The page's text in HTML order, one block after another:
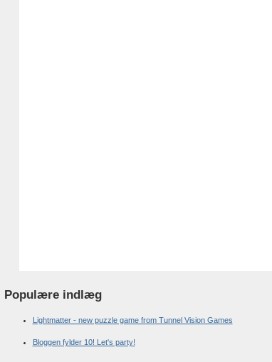
Populære indlæg
Lightmatter - new puzzle game from Tunnel Vision Games
Bloggen fylder 10! Let's party!